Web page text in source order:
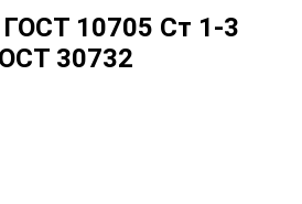
10705 Ст 1-3
30732